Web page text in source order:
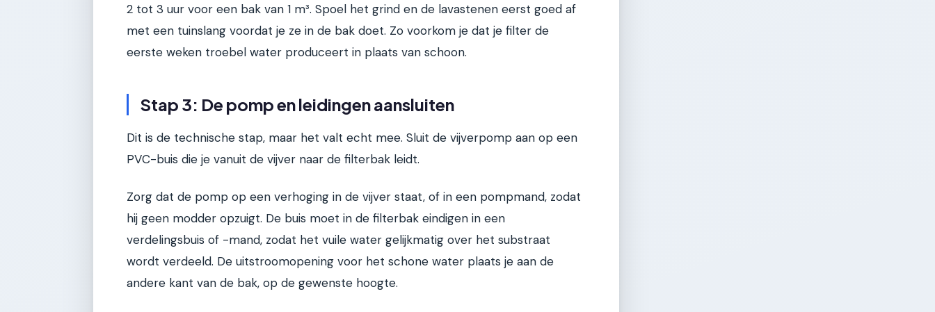
2 tot 3 uur voor een bak van 1 m³. Spoel het grind en de lavastenen eerst goed af
met een tuinslang voordat je ze in de bak doet. Zo voorkom je dat je filter de
eerste weken troebel water produceert in plaats van schoon.
Stap 3: De pomp en leidingen aansluiten
Dit is de technische stap, maar het valt echt mee. Sluit de vijverpomp aan op een
PVC-buis die je vanuit de vijver naar de filterbak leidt.
Zorg dat de pomp op een verhoging in de vijver staat, of in een pompmand, zodat
hij geen modder opzuigt. De buis moet in de filterbak eindigen in een
verdelingsbuis of -mand, zodat het vuile water gelijkmatig over het substraat
wordt verdeeld. De uitstroomopening voor het schone water plaats je aan de
andere kant van de bak, op de gewenste hoogte.